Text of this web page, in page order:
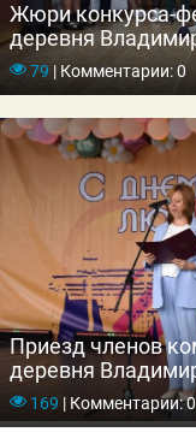
Жюри конкурса-
деревня
деревню Аксёново
79 |Комментарии: 0
Приезд членов
деревня
празднованием
169 |Комментарии: 0